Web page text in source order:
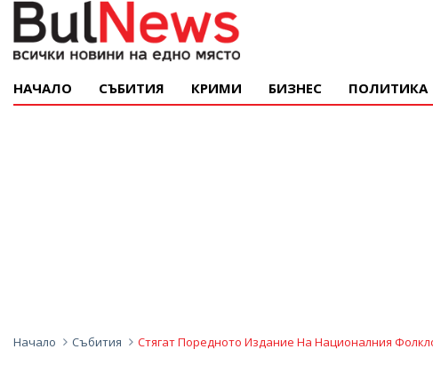
НАЧАЛО СЪБИТИЯ КРИМИ БИЗНЕС ПОЛИТИКА
Начало Събития Стягат Поредното Издание На Националния